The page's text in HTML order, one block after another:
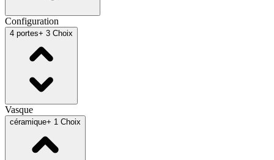
Configuration
4 portes+ 3 Choix
Vasque
céramique+ 1 Choix